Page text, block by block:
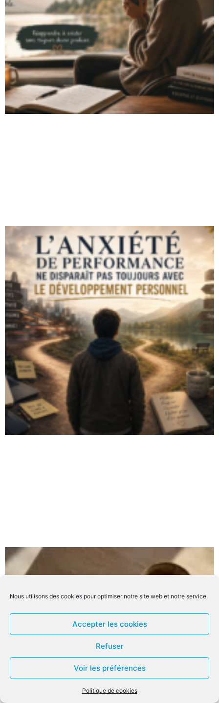
Nous utilisons des cookies pour optimiser notre site web et notre service.
Accepter les cookies
Refuser
Voir les préférences
Politique de cookies